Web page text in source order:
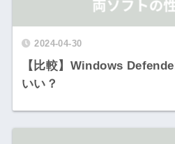
2024-04-30
【比較】Windows
いい？